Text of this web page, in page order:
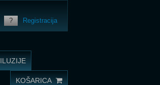
? Registracija
ILUZIJE
KOŠARICA